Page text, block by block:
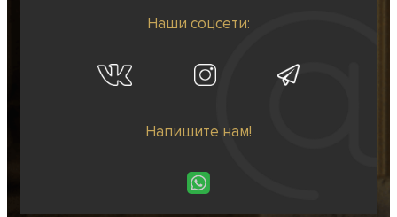
Наши соцсети:
Напишите нам!